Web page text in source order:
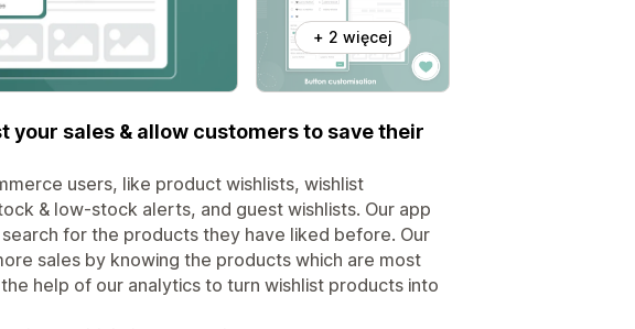
+ 2 więcej
sales & allow customers to save their
users, like product wishlists, wishlist
& low-stock alerts, and guest wishlists. Our app
for the products they have liked before. Our
sales by knowing the products which are most
help of our analytics to turn wishlist products into